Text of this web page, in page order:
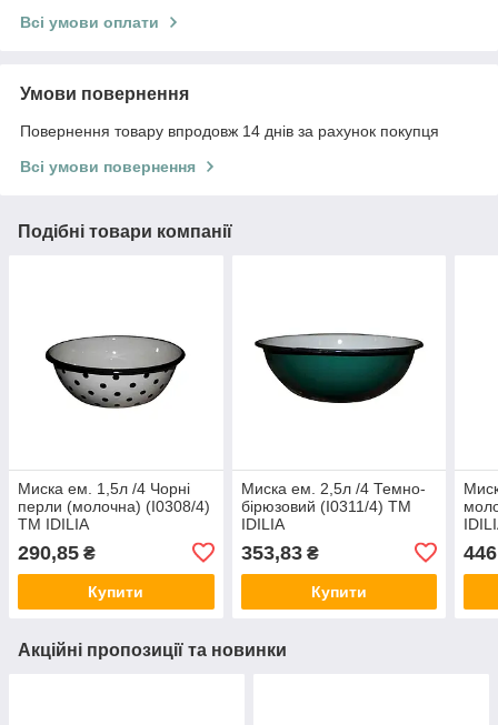
Всі умови оплати
Умови повернення
Повернення товару впродовж 14 днів за рахунок покупця
Всі умови повернення
Подібні товари компанії
Миска ем. 1,5л /4 Чорні
перли (молочна) (I0308/4)
ТМ IDILIA
290,85 ₴
Купити
Миска ем. 2,5л /4 Темно-
бірюзовий (I0311/4) ТМ
IDILIA
353,83₴
Купити
Акційні пропозиції та новинки